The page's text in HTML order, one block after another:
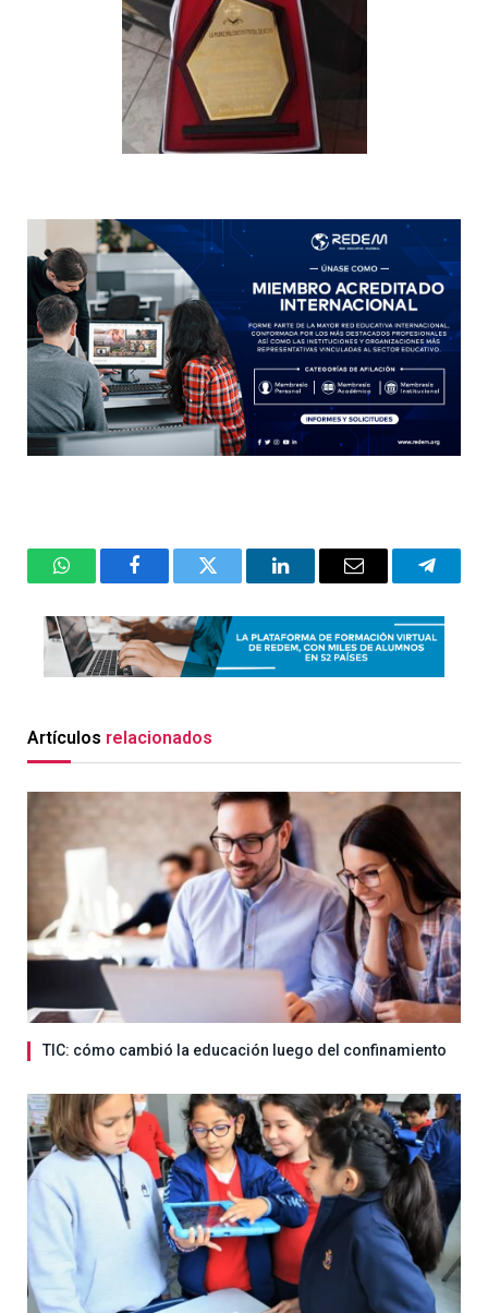
WhatsAppFacebookTwitter LinkedInEmail
Artículos relacionados
TIC: cómo cambió la educación luego del confinamiento